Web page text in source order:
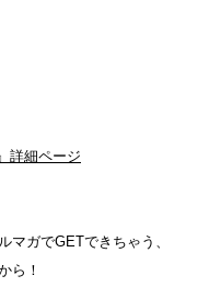
詳細ページ
マガでGETできちゃう、
ら！